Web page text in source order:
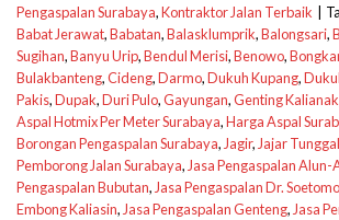
Pengaspalan Surabaya,Kontraktor Jalan Terbaik
Babat Jerawat,Babatan,Balasklumprik,Balongsari,
Sugihan,Banyu Urip,Bendul Merisi,Benowo,
Bulakbanteng,Cideng,Darmo,Dukuh Kupang,
Pakis,Dupak,Duri Pulo,Gayungan,Genting Kalianak
Aspal Hotmix Per Meter Surabaya,Harga Aspal
Borongan Pengaspalan Surabaya, Jagir, Jajar Tunggal
Pemborong Jalan Surabaya, Jasa Pengaspalan
Pengaspalan Bubutan, Jasa Pengaspalan Dr. Soetomo
Embong Kaliasin, Jasa Pengaspalan Genteng, Jasa